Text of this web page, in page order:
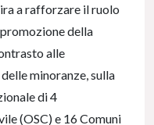
a rafforzare il ruolo
della
alle
minoranze, sulla
di 4
(OSC) e 16 Comuni